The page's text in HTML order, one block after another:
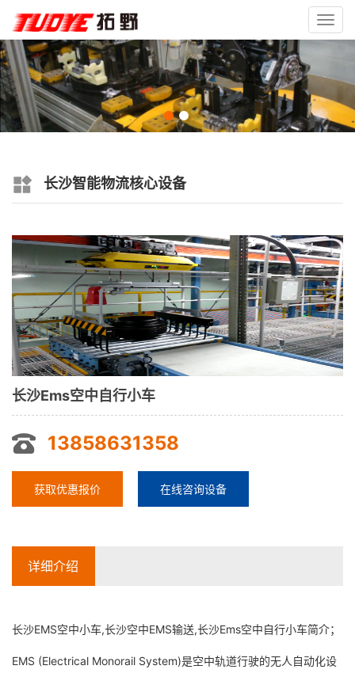
长沙智能物流核心设备
长沙Ems空中自行小车
13858631358
获取优惠报价 在线咨询设备
详细介绍
长沙EMS空中小车,长沙空中EMS输送,长沙Ems空中自行小车简介；
EMS (Electrical Monorail System)是空中轨道行驶的无人自动化设